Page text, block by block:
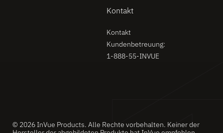
Kontakt
Kontakt
Kundenbetreuung:
1-888-55-INVUE
© 2026 InVue Products. Alle Rechte vorbehalten. Keiner der